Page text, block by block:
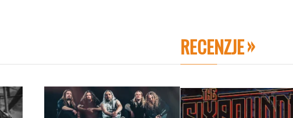
RECENZJE